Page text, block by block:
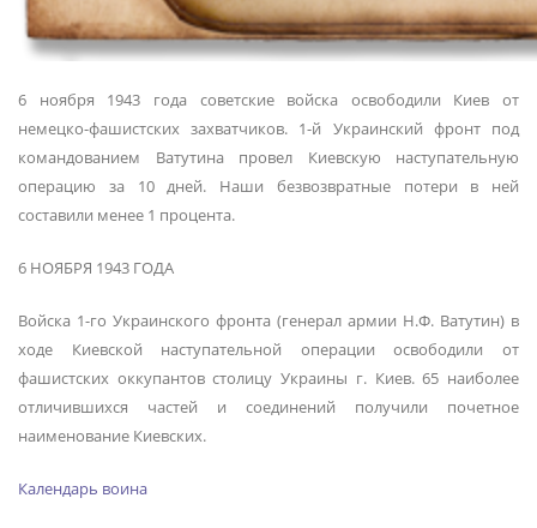
6 ноября 1943 года советские войска освободили Киев от
немецко-фашистских захватчиков. 1-й Украинский фронт под
командованием Ватутина провел Киевскую наступательную
операцию за 10 дней. Наши безвозвратные потери в ней
составили менее 1 процента.
6 НОЯБРЯ 1943 ГОДА
Войска 1-го Украинского фронта (генерал армии Н.Ф. Ватутин) в
ходе Киевской наступательной операции освободили от
фашистских оккупантов столицу Украины г. Киев. 65 наиболее
отличившихся частей и соединений получили почетное
наименование Киевских.
Календарь воина